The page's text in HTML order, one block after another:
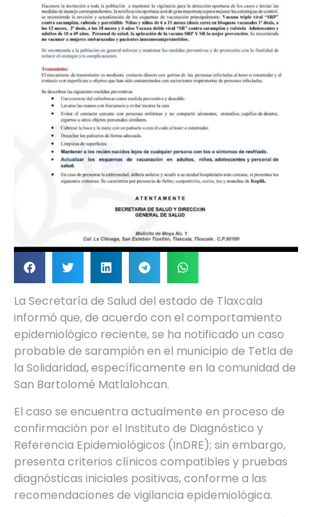
La Secretaría de Salud del estado de Tlaxcala
informó que, de acuerdo con el comportamiento
epidemiológico reciente, se ha notificado un caso
probable de sarampión en el municipio de Tetla de
la Solidaridad, específicamente en la comunidad de
San Bartolomé Matlalohcan.
El caso se encuentra actualmente en proceso de
confirmación por el Instituto de Diagnóstico y
Referencia Epidemiológicos (InDRE); sin embargo,
presenta criterios clínicos compatibles y pruebas
diagnósticas iniciales positivas, conforme a las
recomendaciones de vigilancia epidemiológica.